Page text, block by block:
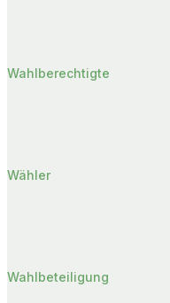
Wahlberechtigte
Wähler
Wahlbeteiligung